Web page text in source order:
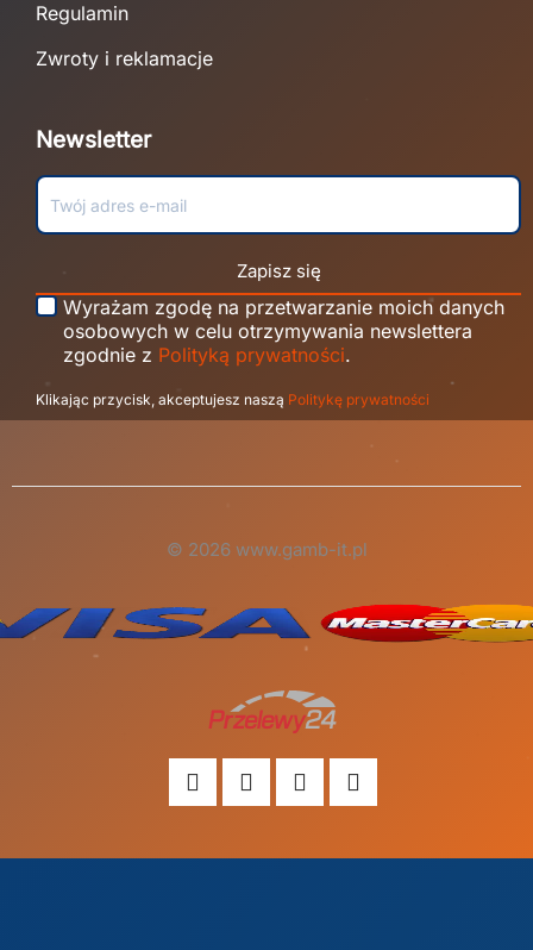
Regulamin
Zwroty i reklamacje
Newsletter
Zapisz się
Wyrażam zgodę na przetwarzanie moich danych
osobowych w celu otrzymywania newslettera
zgodnie z Polityką prywatności.
Klikając przycisk, akceptujesz naszą Politykę prywatności
© 2026 www.gamb-it.pl